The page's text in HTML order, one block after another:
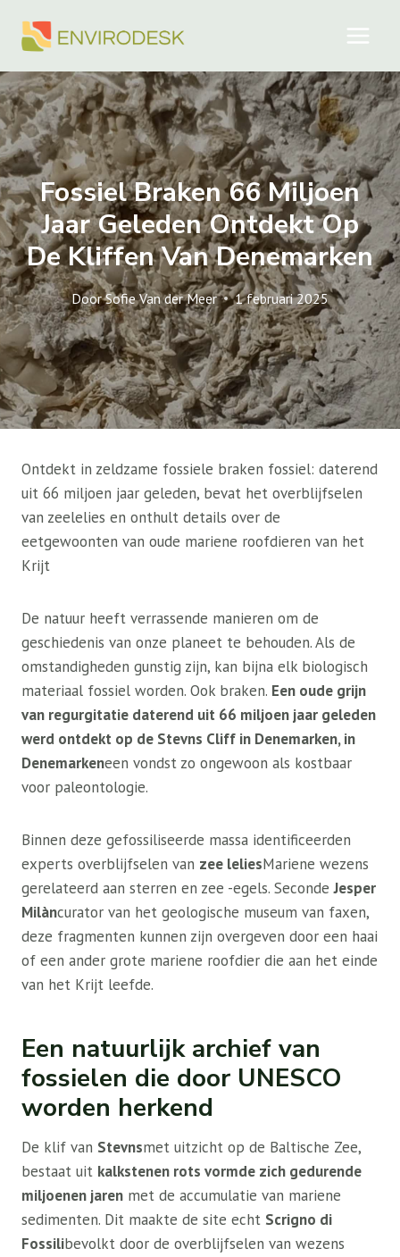
naar
Fossiel Braken 66 Miljoen
Jaar Geleden Ontdekt Op
De Kliffen Van Denemarken
DoorSofie Van der Meer 1 februari 2025
Ontdekt in zeldzame fossiele braken fossiel: daterend
uit 66 miljoen jaar geleden, bevat het overblijfselen
van zeelelies en onthult details over de
eetgewoonten van oude mariene roofdieren van het
Krijt
De natuur heeft verrassende manieren om de
geschiedenis van onze planeet te behouden. Als de
omstandigheden gunstig zijn, kan bijna elk biologisch
materiaal fossiel worden. Ook braken. Een oude grijn
van regurgitatie daterend uit 66 miljoen jaar geleden
werd ontdekt op de Stevns Cliff in Denemarken, in
Denemarkeneen vondst zo ongewoon als kostbaar
voor paleontologie.
Binnen deze gefossiliseerde massa identificeerden
experts overblijfselen van zee leliesMariene wezens
gerelateerd aan sterren en zee -egels. SecondeJesper
Milàncurator van het geologische museum van faxen,
deze fragmenten kunnen zijn overgeven door een haai
of een ander grote mariene roofdier die aan het einde
van het Krijt leefde.
Een natuurlijk archief van
fossielen die door UNESCO
worden herkend
De klif van Stevnsmet uitzicht op de Baltische Zee,
bestaat uit kalkstenen rots vormde zich gedurende
miljoenen jaren met de accumulatie van mariene
sedimenten. Dit maakte de site echt Scrigno di
Fossilibevolkt door de overblijfselen van wezens